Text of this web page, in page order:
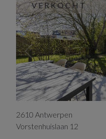
VERKOCHT
2610 Antwerpen
Vorstenhuislaan 12